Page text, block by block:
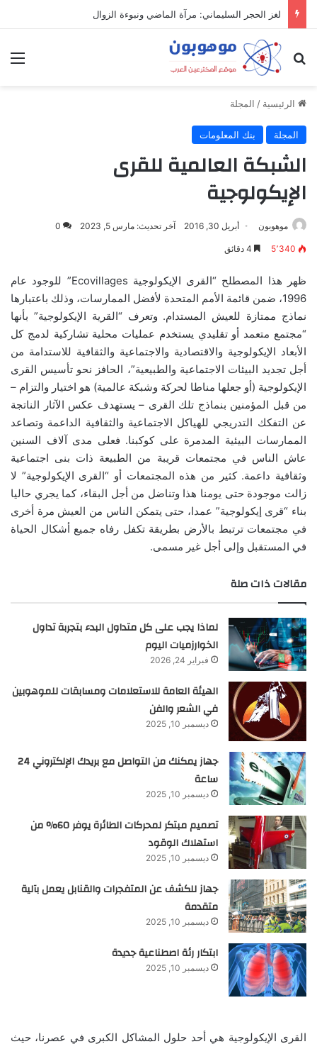
لغز الحجر السليماني: مرآة الماضي ونبوءة الزوال
بحث عن
الرئيسية / المجلة
المجلة بنك المعلومات
الشبكة العالمية للقرى
الإيكولوجية
موهوبون أبريل 30, 2016 آخر تحديث: مارس 5, 2023 0
5٬340
ظهر هذا المصطلح “القرى الإيكولوجية Ecovillages” للوجود عام
1996، ضمن قائمة الأمم المتحدة لأفضل الممارسات، وذلك باعتبارها
نماذج ممتازة للعيش المستدام. وتعرف “القرية الإيكولوجية” بأنها
“مجتمع متعمد أو تقليدي يستخدم عمليات محلية تشاركية لدمج كل
الأبعاد الإيكولوجية والاقتصادية والاجتماعية والثقافية للاستدامة من
أجل تجديد البيئات الاجتماعية والطبيعية”، الحافز نحو تأسيس القرى
الإيكولوجية (أو جعلها مناطا لحركة وشبكة عالمية) هو اختيار والتزام –
من قبل المؤمنين بنماذج تلك القرى – يستهدف عكس الآثار الناتجة
عن التفكك التدريجي للهياكل الاجتماعية والثقافية الداعمة وتصاعد
الممارسات البيئية المدمرة على كوكبنا. فعلى مدى آلاف السنين
عاش الناس في مجتمعات قريبة من الطبيعة ذات بنى اجتماعية
وثقافية داعمة. كثير من هذه المجتمعات أو “القرى الإيكولوجية” لا
زالت موجودة حتى يومنا هذا وتناضل من أجل البقاء، كما يجري حاليا
بناء “قرى إيكولوجية” عمدا، حتى يتمكن الناس من العيش مرة أخرى
في مجتمعات ترتبط بالأرض بطريقة تكفل رفاه جميع أشكال الحياة
في المستقبل وإلى أجل غير مسمى.
مقالات ذات صلة
لماذا يجب على كل متداول البدء بتجربة تداول
الخوارزميات اليوم
فبراير 24, 2026
الهيئة العامة للاستعلامات ومسابقات للموهوبين
في الشعر والفن
ديسمبر 10, 2025
جهاز يمكنك من التواصل مع بريدك الإلكتروني 24
ساعة
ديسمبر 10, 2025
تصميم مبتكر لمحركات الطائرة يوفر 60% من
استهلاك الوقود
ديسمبر 10, 2025
جهاز للكشف عن المتفجرات والقنابل يعمل بآلية
متقدمة
ديسمبر 10, 2025
ابتكار رئة اصطناعية جديدة
ديسمبر 10, 2025
القرى الإيكولوجية هي أحد حلول المشاكل الكبرى في عصرنا، حيث